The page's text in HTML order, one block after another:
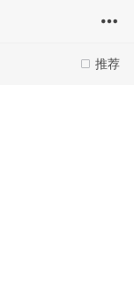
推荐